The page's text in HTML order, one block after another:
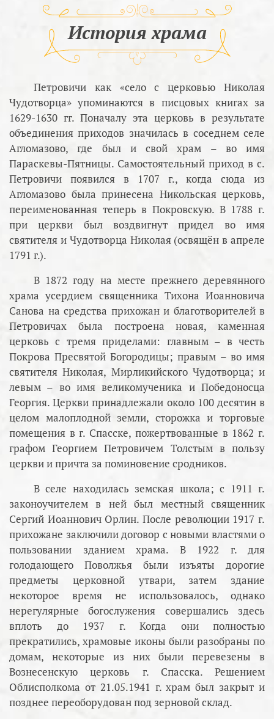
История храма
Петровичи как «село с церковью Николая
Чудотворца» упоминаются в писцовых книгах за
1629-1630 гг. Поначалу эта церковь в результате
объединения приходов значилась в соседнем селе
Агломазово, где был и свой храм – во имя
Параскевы-Пятницы. Самостоятельный приход в с.
Петровичи появился в 1707 г., когда сюда из
Агломазово была принесена Никольская церковь,
переименованная теперь в Покровскую. В 1788 г.
при церкви был воздвигнут придел во имя
святителя и Чудотворца Николая (освящён в апреле
1791 г.).
В 1872 году на месте прежнего деревянного
храма усердием священника Тихона Иоанновича
Санова на средства прихожан и благотворителей в
Петровичах была построена новая, каменная
церковь с тремя приделами: главным – в честь
Покрова Пресвятой Богородицы; правым – во имя
святителя Николая, Мирликийского Чудотворца; и
левым – во имя великомученика и Победоносца
Георгия. Церкви принадлежали около 100 десятин в
целом малоплодной земли, сторожка и торговые
помещения в г. Спасске, пожертвованные в 1862 г.
графом Георгием Петровичем Толстым в пользу
церкви и причта за поминовение сродников.
В селе находилась земская школа; с 1911 г.
законоучителем в ней был местный священник
Сергий Иоаннович Орлин. После революции 1917 г.
прихожане заключили договор с новыми властями о
пользовании зданием храма. В 1922 г. для
голодающего Поволжья были изъяты дорогие
предметы церковной утвари, затем здание
некоторое время не использовалось, однако
нерегулярные богослужения совершались здесь
вплоть до 1937 г. Когда они полностью
прекратились, храмовые иконы были разобраны по
домам, некоторые из них были перевезены в
Вознесенскую церковь г. Спасска. Решением
Облисполкома от 21.05.1941 г. храм был закрыт и
позднее переоборудован под зерновой склад.